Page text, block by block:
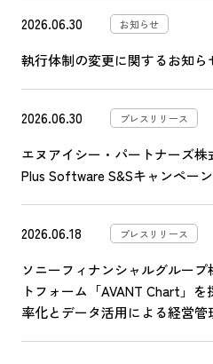
2026.06.30 お知らせ
執行体制の変更に関するお知ら
2026.06.30 プレスリリース
エヌアイシー・パートナーズ
Plus Software S&Sキャンペー
2026.06.18 プレスリリース
ソニーフィナンシャルグルー
トフォーム「AVANT Chart」
率化とデータ活用による経営管